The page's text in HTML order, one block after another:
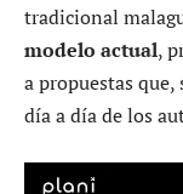
tradicional
modelo actual,
a propuestas
día a día de los